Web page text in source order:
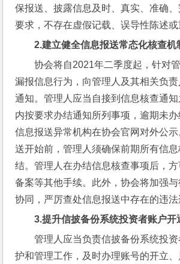
保报送、披露信息及时、真实、准确
要求，不存在虚假记载、误导性陈述或
2.建立健全信息报送常态化核查机
协会将自2021年二季度起，针对
漏报信息行为，向管理人及其相关负
通知。管理人应当自接到信息核查通知
内按要求办结通知所列事项，逾期未
信息报送异常机构在协会官网对外公
送开始前，管理人须确保前期所有信
结。管理人在办结信息核查事项后，
备案等其他手续。此外，协会将加强
协同，严厉查处信息报送中存在的违法
3.提升信披备份系统投资者账户开
管理人应当负责信披备份系统投
护和管理工作，及时办理账号的开立